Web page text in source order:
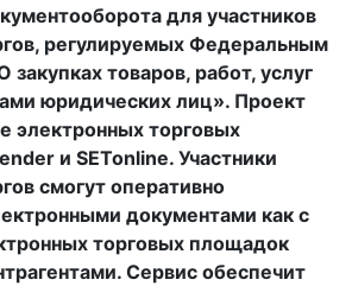
для участников
регулируемых Федеральным
товаров, работ, услуг
юридических лиц». Проект
электронных торговых
и SETonline. Участники
смогут оперативно
документами как с
торговых площадок
Сервис обеспечит